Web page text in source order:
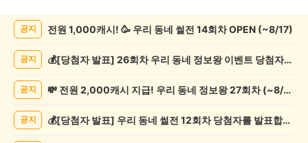
목/
공지 전원 1,000캐시! 🥳 우리 동네 썰전 14회차 OPEN (~8/17)
공지 💰[당첨자 발표] 26회차 우리 동네 정보왕 이벤트 당첨자를 발표합니다!
공지 💸 전원 2,000캐시 지급! 우리 동네 정보왕 27회차 (~8/10)
공지 💰[당첨자 발표] 우리 동네 썰전 12회차 당첨자를 발표합니다!